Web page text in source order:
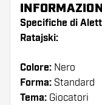
Specifiche di
Ratajski:
Colore: Nero
Forma: Standard
Tema: Giocatori